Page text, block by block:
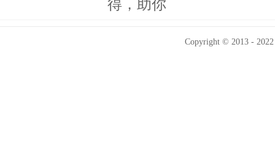
得，助你
Copyright © 2013 -